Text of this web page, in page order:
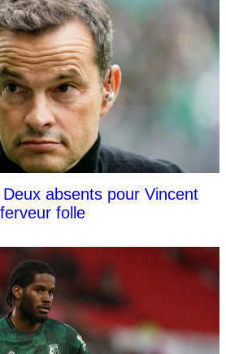
absents pour Vincent
folle